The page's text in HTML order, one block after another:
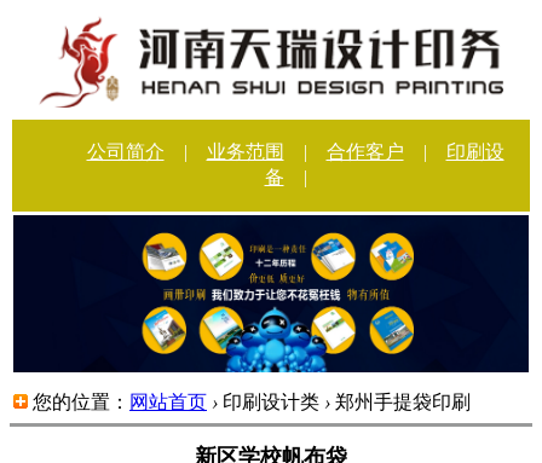
公司简介 | 业务范围 | 合作客户 |
印刷设
备
|
您的位置： 网站首页 › 印刷设计类 › 郑州手提袋印刷
新区学校帆布袋